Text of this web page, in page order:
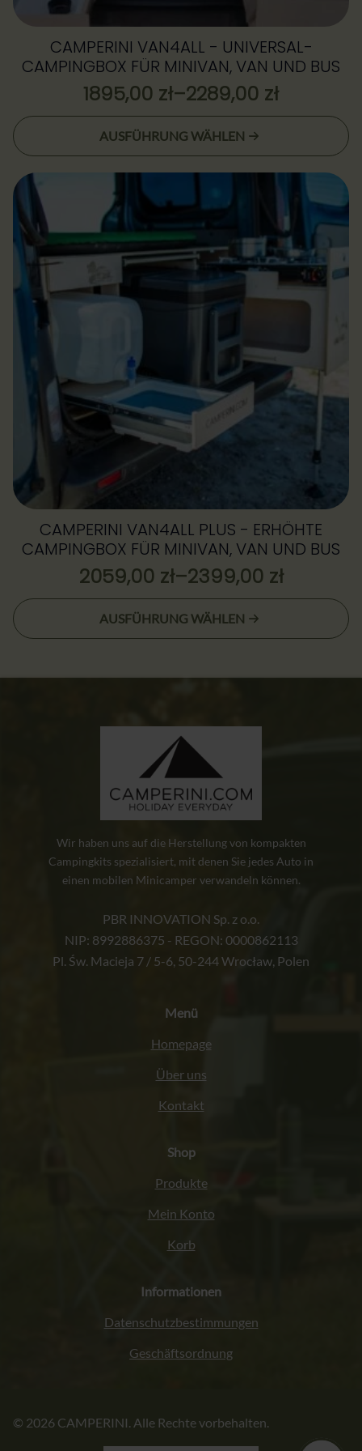
CAMPERINI VAN4ALL - UNIVERSAL-
CAMPINGBOX FÜR MINIVAN, VAN UND BUS
1895,00 zł–2289,00 zł
Preisspanne:
1895,00 zł
bis
2289,00 zł
AUSFÜHRUNG WÄHLEN
Dieses
Produkt
mehrere
Varianten
auf.
können
Produktseite
gewählt
CAMPERINI VAN4ALL PLUS - ERHÖHTE
CAMPINGBOX FÜR MINIVAN, VAN UND BUS
2059,00 zł–2399,00 zł
Preisspanne:
2059,00 zł
bis
AUSFÜHRUNG WÄHLEN
Dieses
Produkt
Produktseite
gewählt
Wir haben uns auf die Herstellung von kompakten
Campingkits spezialisiert, mit denen Sie jedes Auto in
einen mobilen Minicamper verwandeln können.
PBR INNOVATION Sp. z o.o.
NIP: 8992886375 - REGON: 0000862113
Pl. Św. Macieja 7 / 5-6, 50-244 Wrocław, Polen
Menü
Homepage
Über uns
Kontakt
Shop
Produkte
Mein Konto
Korb
Informationen
Datenschutzbestimmungen
Geschäftsordnung
© 2026 CAMPERINI. Alle Rechte vorbehalten.
English (UK)
Français
Italiano